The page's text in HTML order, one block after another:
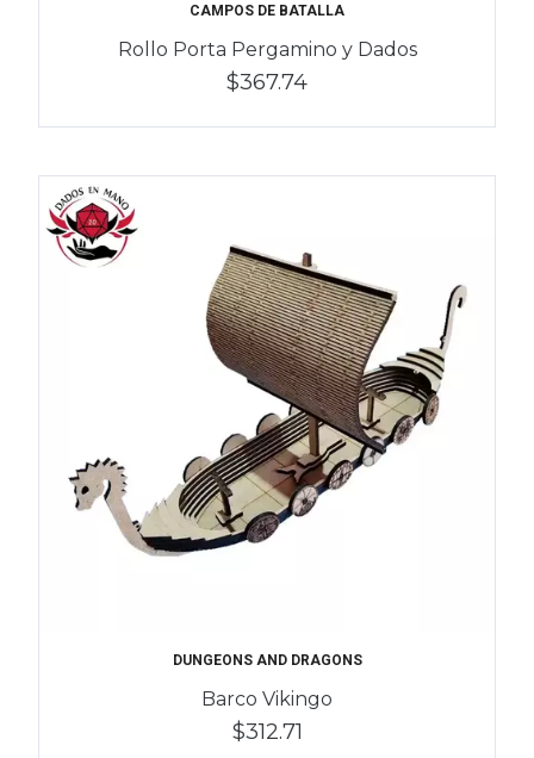
CAMPOS DE BATALLA
Rollo Porta Pergamino y Dados
$367.74
DUNGEONS AND DRAGONS
Barco Vikingo
$312.71